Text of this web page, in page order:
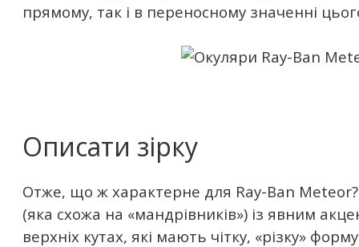
прямому, так і в переносному значенні
Описати зірку
Отже, що ж характерне для Ray-Ban
(яка схожа на «мандрівників») із явним
верхніх кутах, які мають чітку, «різку»